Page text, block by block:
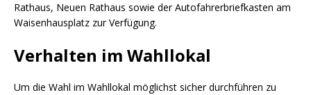
Rathaus, Neuen Rathaus sowie der Autofahrerbriefkasten am
Waisenhausplatz zur Verfügung.
Verhalten im Wahllokal
Um die Wahl im Wahllokal möglichst sicher durchführen zu